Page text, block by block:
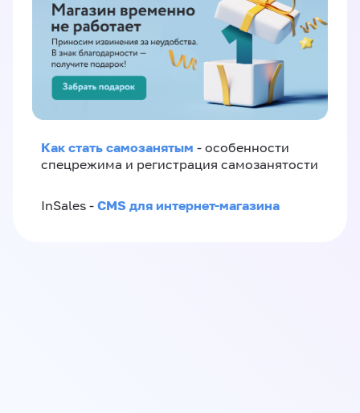
Как стать самозанятым - особенности
спецрежима и регистрация самозанятости
InSales - CMS для интернет-магазина